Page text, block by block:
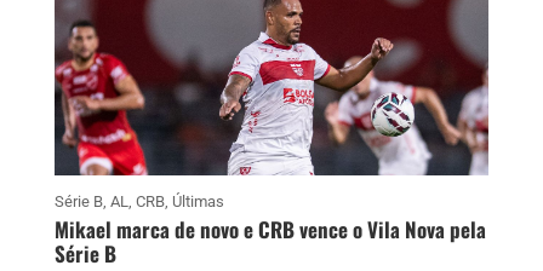
Série B, AL, CRB, Últimas
Mikael marca de novo e CRB vence o Vila Nova pela
Série B